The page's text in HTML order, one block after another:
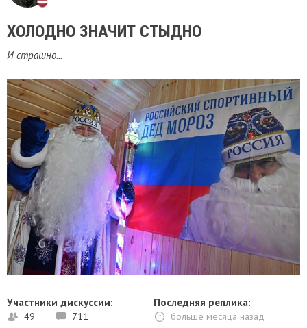
ХОЛОДНО ЗНАЧИТ СТЫДНО
И страшно...
Участники дискуссии:
49 711
Последняя реплика:
больше месяца назад